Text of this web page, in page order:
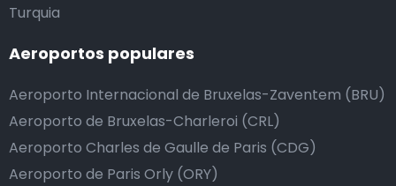
Turquia
Aeroportos populares
Aeroporto Internacional de Bruxelas-Zaventem (BRU)
Aeroporto de Bruxelas-Charleroi (CRL)
Aeroporto Charles de Gaulle de Paris (CDG)
Aeroporto de Paris Orly (ORY)